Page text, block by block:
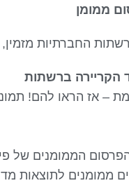
ממומן
החברתיות מזמין,
הקריירה ברשתות
– אז הראו להם!
הממומנים של
ממומנים לתוצאות